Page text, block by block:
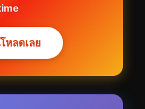
หลดเลย